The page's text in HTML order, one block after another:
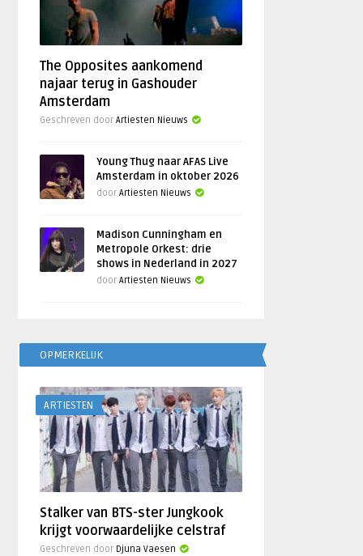
The Opposites aankomend
najaar terug in Gashouder
Amsterdam
Geschreven doorArtiesten Nieuws
Young Thug naar AFAS Live
Amsterdam in oktober 2026
doorArtiesten Nieuws
Madison Cunningham en
Metropole Orkest: drie
shows in Nederland in 2027
doorArtiesten Nieuws
OPMERKELIJK
ARTIESTEN
Stalker van BTS-ster Jungkook
krijgt voorwaardelijke celstraf
Geschreven door Djuna Vaesen